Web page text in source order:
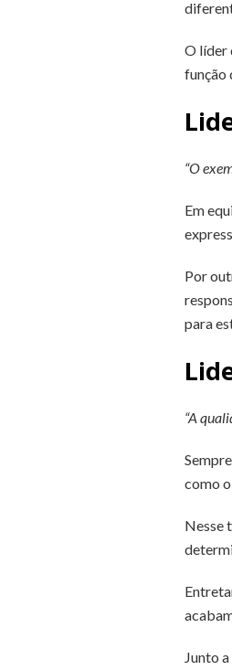
O líder
função
“O
Em
Por
para
“A
como
Nesse
Junto